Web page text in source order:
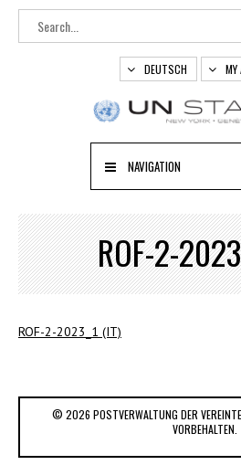
DEUTSCH MY
NAVIGATION
ROF-2-
ROF-2-2023_1 (IT)
© 2026 POSTVERWALTUNG DER
VORBEHALTEN.